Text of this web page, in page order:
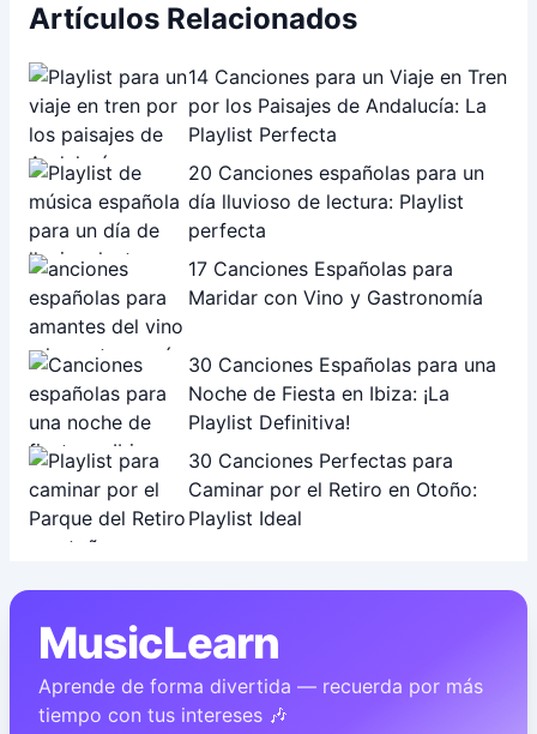
Artículos Relacionados
14 Canciones para un Viaje en Tren
por los Paisajes de Andalucía: La
Playlist Perfecta
20 Canciones españolas para un
día lluvioso de lectura: Playlist
perfecta
17 Canciones Españolas para
Maridar con Vino y Gastronomía
30 Canciones Españolas para una
Noche de Fiesta en Ibiza: ¡La
Playlist Definitiva!
30 Canciones Perfectas para
Caminar por el Retiro en Otoño:
Playlist Ideal
MusicLearn
Aprende de forma divertida — recuerda por más
tiempo con tus intereses 🎶